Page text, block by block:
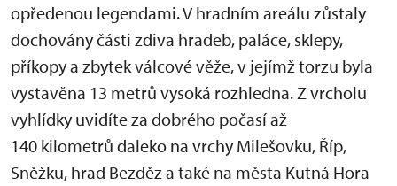
opředenou legendami. V hradním areálu zůstaly
dochovány části zdiva hradeb, paláce, sklepy,
příkopy a zbytek válcové věže, v jejímž torzu byla
vystavěna 13 metrů vysoká rozhledna. Z vrcholu
vyhlídky uvidíte za dobrého počasí až
140 kilometrů daleko na vrchy Milešovku, Říp,
Sněžku, hrad Bezděz a také na města Kutná Hora